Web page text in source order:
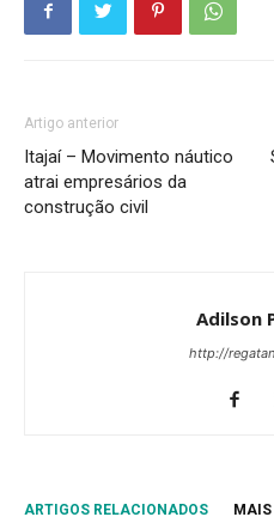
Artigo anterior
Itajaí – Movimento náutico
atrai empresários da
construção civil
Adilson
http://
ARTIGOS RELACIONADOS MAIS